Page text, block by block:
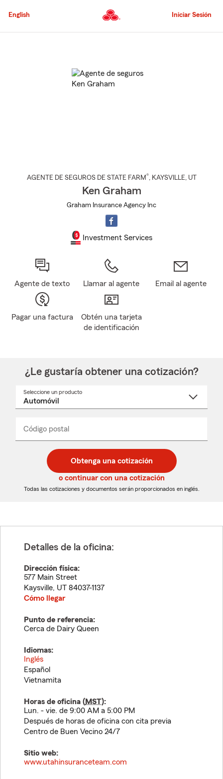
al
principal
English Iniciar Sesión
AGENTE DE SEGUROS DE STATE FARM®, KAYSVILLE, UT
Ken Graham
Graham Insurance Agency Inc
Investment Services
Agente de texto Llamar al agente Email al agente
Pagar una factura
Obtén una tarjeta
de identificación
¿Le gustaría obtener una cotización?
Seleccione un producto
desplegable
Código postal
de
5
dígitos
de
5
dígitos
_____
Obtenga una cotización
o continuar con una cotización
Todas las cotizaciones y documentos serán proporcionados en inglés.
Detalles de la oficina:
Dirección física:
577 Main Street
Kaysville, UT 84037-1137
Cómo llegar
Punto de referencia:
Cerca de Dairy Queen
Idiomas:
Inglés
Español
Vietnamita
Horas de oficina (MST):
Lun. - vie. de 9:00 AM a 5:00 PM
Después de horas de oficina con cita previa
Centro de Buen Vecino 24/7
Sitio web:
www.utahinsuranceteam.com